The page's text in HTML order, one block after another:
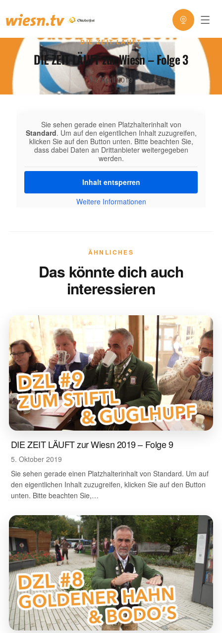
DIE ZEIT LÄUFT
DIE ZEIT LÄUFT zur Wiesn – Folge 3
10. April 2019
Sie sehen gerade einen Platzhalterinhalt von
Standard. Um auf den eigentlichen Inhalt zuzugreifen,
klicken Sie auf den Button unten. Bitte beachten Sie,
dass dabei Daten an Drittanbieter weitergegeben
werden.
Inhalt entsperren
Weitere Informationen
ÄHNLICHES
Das könnte dich auch
interessieren
DIE ZEIT LÄUFT zur Wiesn 2019 – Folge 9
5. Oktober 2019
Sie sehen gerade einen Platzhalterinhalt von Standard. Um auf
den eigentlichen Inhalt zuzugreifen, klicken Sie auf den Button
unten. Bitte beachten Sie,…